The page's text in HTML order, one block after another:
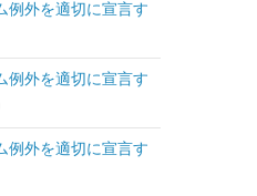
6Gb/s 2.5インチ内
NAND メーカー保
例外を適切に宣言す
例外を適切に宣言す
例外を適切に宣言す